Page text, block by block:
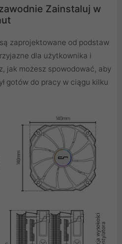
Zainstaluj w
zaprojektowane od podstaw
dla użytkownika i
jak możesz spowodować, aby
gotów do pracy w ciągu kilku